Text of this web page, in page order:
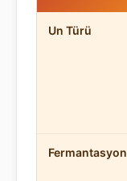
Un Türü
Fermantasyon